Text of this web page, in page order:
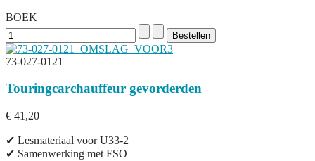
BOEK
73-027-0121
Touringcarchauffeur gevorderden
€ 41,20
✔ Lesmateriaal voor U33-2
✔ Samenwerking met FSO